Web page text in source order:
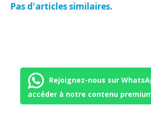
Pas d'articles similaires.
Rejoignez-nous sur
accéder à notre contenu